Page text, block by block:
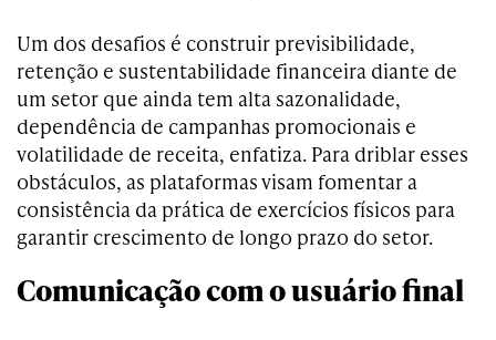
Um dos desafios é construir previsibilidade,
retenção e sustentabilidade financeira diante de
um setor que ainda tem alta sazonalidade,
dependência de campanhas promocionais e
volatilidade de receita, enfatiza. Para driblar esses
obstáculos, as plataformas visam fomentar a
consistência da prática de exercícios físicos para
garantir crescimento de longo prazo do setor.
Comunicação com o usuário final